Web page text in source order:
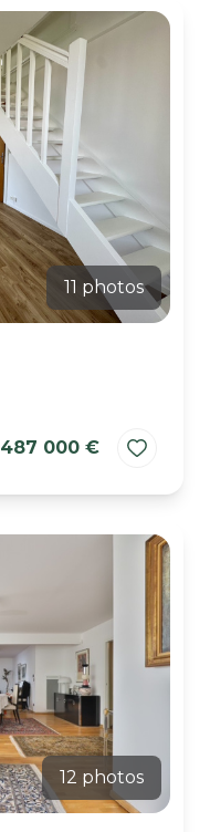
11 photos
487 000 €
12 photos